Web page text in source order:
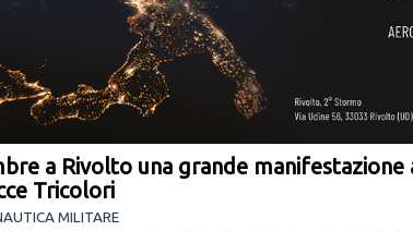
a Rivolto una grande manifestazione
Tricolori
MILITARE